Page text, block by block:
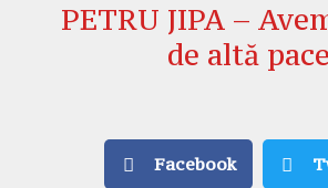
PETRU JIPA –
de altă pace
Facebook